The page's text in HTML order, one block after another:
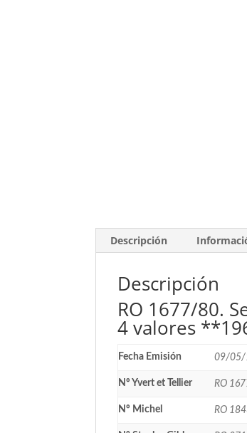
Descripción
Descripción
RO 1677/80.
4 valores
Fecha Emisión 09/05/
Nº Yvert et Tellier RO
Nº Michel RO